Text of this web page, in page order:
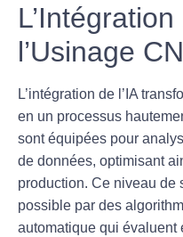
l’Usinage
L’intégration de l’IA
en un processus
sont équipées pour
de données, optimisant
production. Ce niveau de
possible par des
automatique qui évaluent